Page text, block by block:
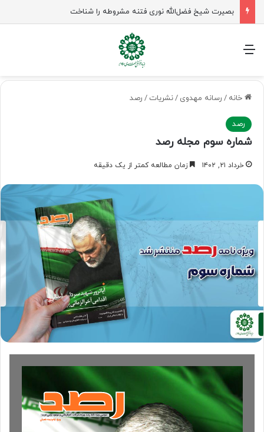
بصیرت شیخ فضل‌الله نوری فتنه مشروطه را شناخت
منو
خانه / رسانه مهدوی /نشریات / رصد
رصد
شماره سوم مجله رصد
خرداد ۲۱, ۱۴۰۲ زمان مطالعه کمتر از یک دقیقه